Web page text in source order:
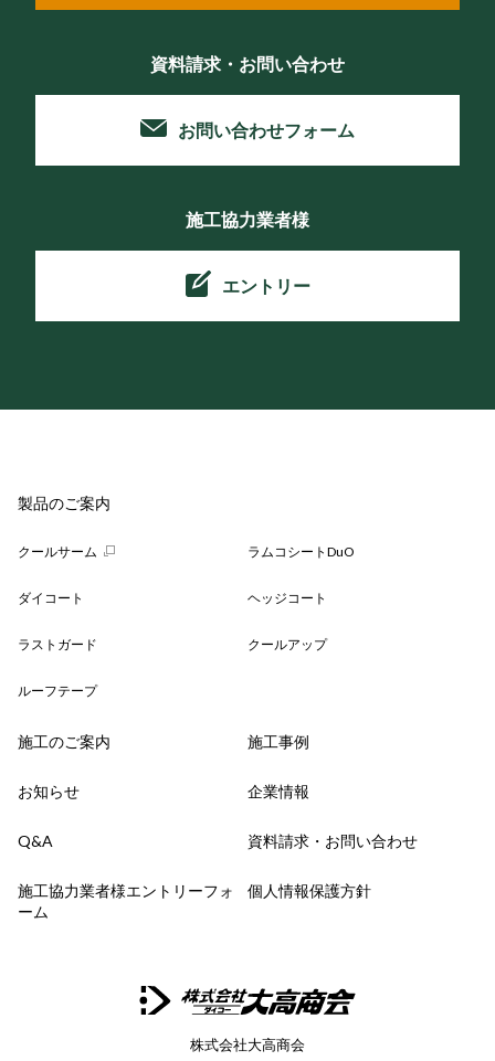
資料請求・お問い合わせ
お問い合わせフォーム
施工協力業者様
エントリー
製品のご案内
クールサーム ラムコシートDuO
ダイコート ヘッジコート
ラストガード クールアップ
ルーフテープ
施工のご案内 施工事例
お知らせ 企業情報
Q&A 資料請求・お問い合わせ
施工協力業者様エントリーフォ
ーム
個人情報保護方針
株式会社大高商会